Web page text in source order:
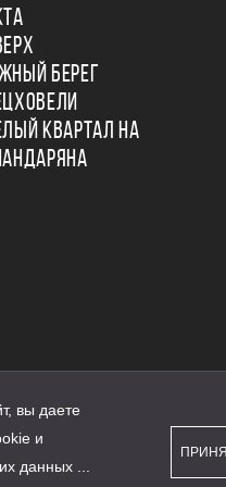
БЕРЕГ
КВАРТАЛ НА
вы даете
и
данных